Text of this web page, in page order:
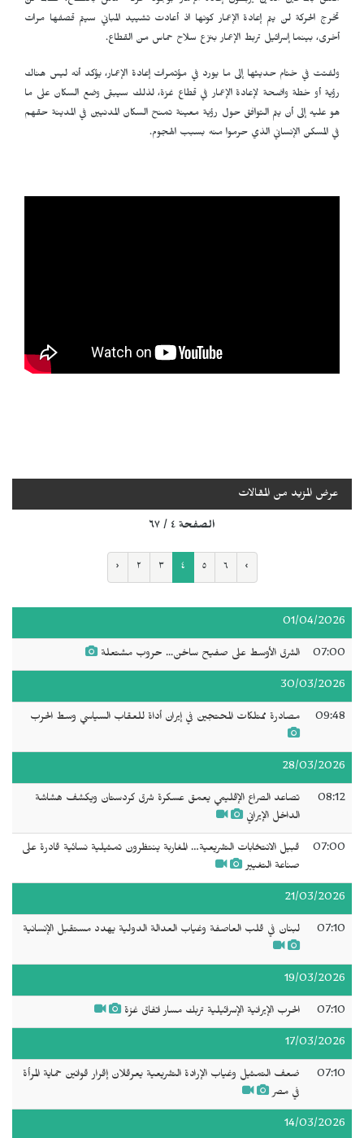
تخرج الحركة لن يتم إعادة الإعمار كونها اذ أعادت تشييد المباني سيتم قصفها مرات
أخرى، بينما إسرائيل تربط الإعمار بنزع سلاح حماس من القطاع.
ولفتت في ختام حديثها إلى ما يورد في مؤتمرات إعادة الإعمار، يؤكد أنه ليس هناك
رؤية أو خطة واضحة لإعادة الإعمار في قطاع غزة، لذلك سيبقى وضع السكان على ما
هو عليه إلى أن يتم التوافق حول رؤية معينة تمنح السكان المدنيين في المدينة حقهم
في المسكن الإنساني الذي حرموا منه بسبب الهجوم.
عرض المزيد من المقالات
الصفحة ٤ / ٦٧
‹ ٢ ٣ ٤ ٥ ٦ ›
01/04/2026
07:00 الشرق الأوسط على صفيح ساخن... حروب مشتعلة
30/03/2026
09:48 مصادرة ممتلكات المحتجين في إيران أداة للعقاب السياسي وسط الحرب
28/03/2026
08:12
تصاعد الصراع الإقليمي يعمق عسكرة شرق كردستان ويكشف هشاشة
الداخل الإيراني
07:00
قبيل الانتخابات التشريعية… المغاربة ينتظرون تمثيلية نسائية قادرة على
صناعة التغيير
21/03/2026
07:10 لبنان في قلب العاصفة وغياب العدالة الدولية يهدد مستقبل الإنسانية
19/03/2026
07:10 الحرب الإيرانية الإسرائيلية تربك مسار اتفاق غزة
17/03/2026
07:10
ضعف التمثيل وغياب الإرادة التشريعية يعرقلان إقرار قوانين حماية المرأة
في مصر
14/03/2026